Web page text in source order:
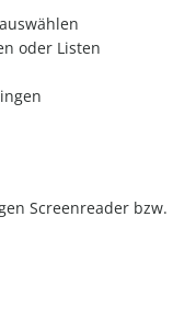
oder Listen
Screenreader bzw.